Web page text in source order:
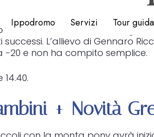
Ippodromo Servizi Tour
confronto clou che si
L’allievo di Gennaro
-20 e non ha compito semplice.
+ Novità